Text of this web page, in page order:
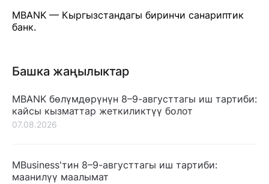
MBANK — Кыргызстандагы биринчи санариптик
банк.
Башка жаңылыктар
MBANK бөлүмдөрүнүн 8–9-августтагы иш тартиби:
кайсы кызматтар жеткиликтүү болот
07.08.2026
MBusiness'тин 8–9-августтагы иш тартиби:
маанилүү маалымат